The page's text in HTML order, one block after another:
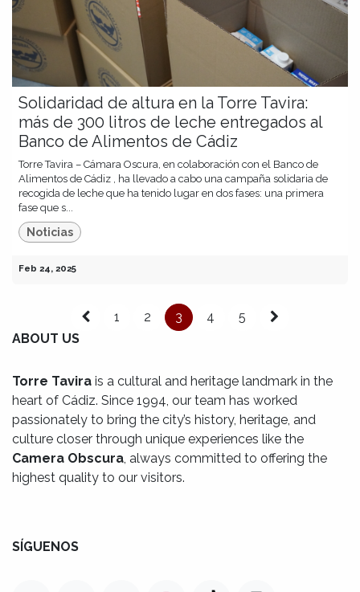
Solidaridad de altura en la Torre Tavira:
más de 300 litros de leche entregados al
Banco de Alimentos de Cádiz
Torre Tavira – Cámara Oscura, en colaboración con el Banco de
Alimentos de Cádiz , ha llevado a cabo una campaña solidaria de
recogida de leche que ha tenido lugar en dos fases: una primera
fase que s...
Noticias
Feb 24, 2025
1 2 3 4
5
ABOUT US
Torre Tavira is a cultural and heritage landmark in the
heart of Cádiz. Since 1994, our team has worked
passionately to bring the city’s history, heritage, and
culture closer through unique experiences like the
Camera Obscura , always committed to offering the
highest quality to our visitors.
SÍGUENOS